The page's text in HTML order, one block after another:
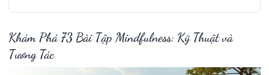
Khám Phá 73 Bài Tập Mindfulness: Kỹ Thuật và
Tương Tác